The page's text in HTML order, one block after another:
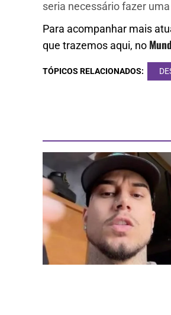
seria necessário fazer uma
Para acompanhar mais
que trazemos aqui, no
TÓPICOS RELACIONADOS: